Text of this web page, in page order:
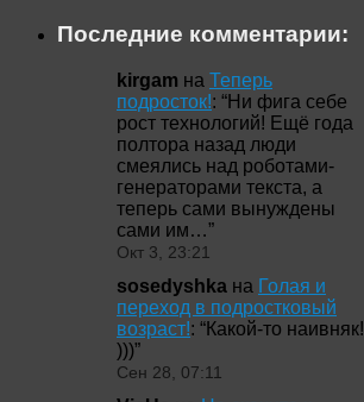
Последние комментарии:
kirgam на Теперь
подросток!: “Ни фига себе
рост технологий! Ещё года
полтора назад люди
смеялись над роботами-
генераторами текста, а
теперь сами вынуждены
сами им…”
Окт 3, 23:21
sosedyshka на Голая и
переход в подростковый
возраст!: “Какой-то наивняк!
)))”
Сен 28, 07:11